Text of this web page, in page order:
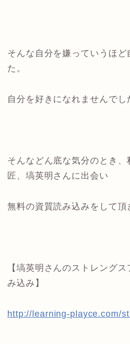
そんな自分を嫌っていうほど
た。
自分を好きになれませんでし
そんなどん底な気分のとき、
匠、塙英明さんに出会い
無料の資質読み込みをして頂
【塙英明さんのストレング
み込み】
http://learning-playce.com/